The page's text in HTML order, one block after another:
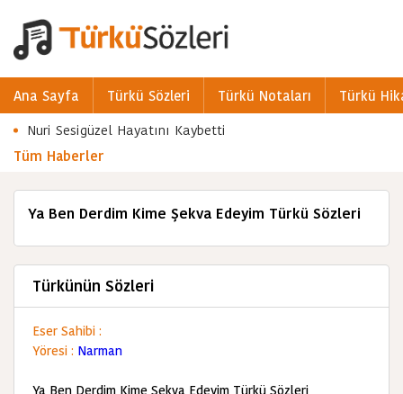
Ana Sayfa Türkü Sözleri Türkü Notaları
Türkü
Nuri Sesigüzel Hayatını Kaybetti
Tüm Haberler
Ya Ben Derdim Kime Şekva Edeyim Türkü Sözleri
Türkünün Sözleri
Eser Sahibi :
Yöresi : Narman
Ya Ben Derdim Kime Şekva Edeyim Türkü Sözleri